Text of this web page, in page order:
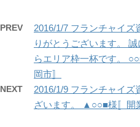
PREV
2016/1/7 フランチャイ
りがとうございます。
らエリア枠一杯です。
岡市〛
NEXT
2016/1/9 フランチャイ
ざいます。 ▲○○■様〚開